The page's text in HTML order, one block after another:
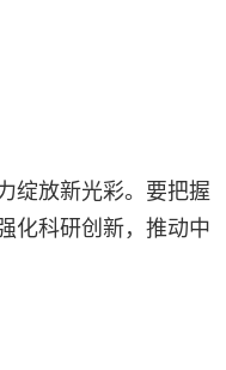
绽放新光彩。要把握
化科研创新，推动中